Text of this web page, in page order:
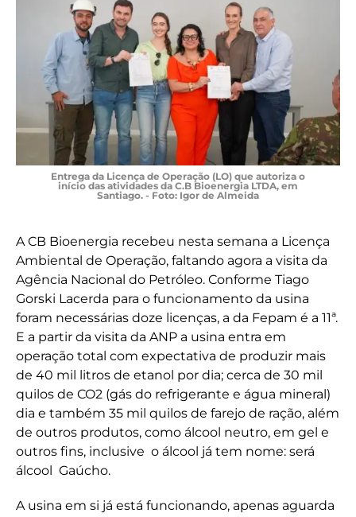
Entrega da Licença de Operação (LO) que autoriza o
início das atividades da C.B Bioenergia LTDA, em
Santiago. - Foto: Igor de Almeida
A CB Bioenergia recebeu nesta semana a Licença
Ambiental de Operação, faltando agora a visita da
Agência Nacional do Petróleo. Conforme Tiago
Gorski Lacerda para o funcionamento da usina
foram necessárias doze licenças, a da Fepam é a 11ª.
E a partir da visita da ANP a usina entra em
operação total com expectativa de produzir mais
de 40 mil litros de etanol por dia; cerca de 30 mil
quilos de CO2 (gás do refrigerante e água mineral)
dia e também 35 mil quilos de farejo de ração, além
de outros produtos, como álcool neutro, em gel e
outros fins, inclusive o álcool já tem nome: será
álcool Gaúcho.
A usina em si já está funcionando, apenas aguarda